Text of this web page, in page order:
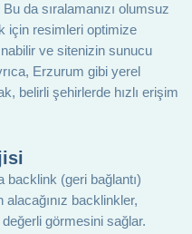
da sıralamanızı olumsuz
için resimleri optimize
ve sitenizin sunucu
Erzurum gibi yerel
belirli şehirlerde hızlı erişim
backlink (geri bağlantı)
backlinkler,
görmesini sağlar.